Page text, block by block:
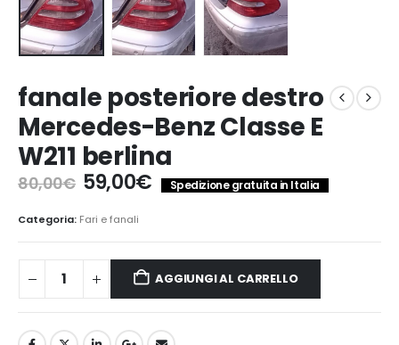
fanale posteriore destro
Mercedes-Benz Classe E
W211 berlina
80,00€ Il
prezzo
originale
era:
80,00€.
59,00€Il
prezzo
è:
59,00€.
Spedizione gratuita in Italia
Categoria: Fari e fanali
AGGIUNGI AL CARRELLO